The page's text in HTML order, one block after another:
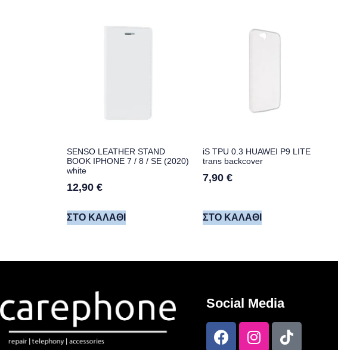
SENSO LEATHER STAND
BOOK IPHONE 7 / 8 / SE (2020)
white
12,90 €
ΣΤΟ ΚΑΛΆΘΙ
iS TPU 0.3 HUAWEI P9 LITE
trans backcover
7,90 €
ΣΤΟ ΚΑΛΆΘΙ
Social Media